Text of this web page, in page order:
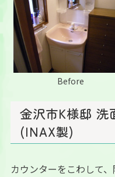
Before
金沢市K様邸 洗
(INAX製)
カウンターをこわして